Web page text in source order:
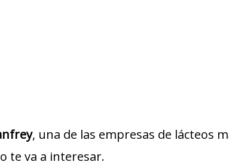
, una de las empresas de lácteos
te va a interesar.